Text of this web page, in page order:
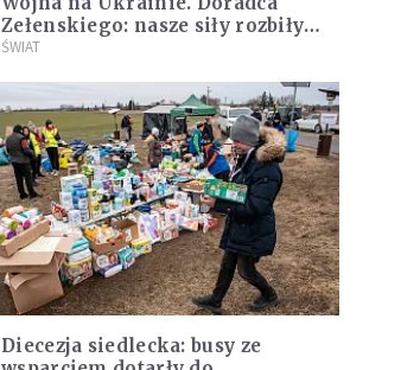
Zełenskiego: nasze siły rozbiły
elitarną rosyjską jednostkę pod
ŚWIAT
Diecezja siedlecka: busy ze